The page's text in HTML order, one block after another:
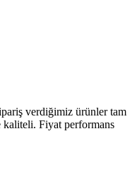
verdiğimiz ürünler tam
kaliteli. Fiyat performans